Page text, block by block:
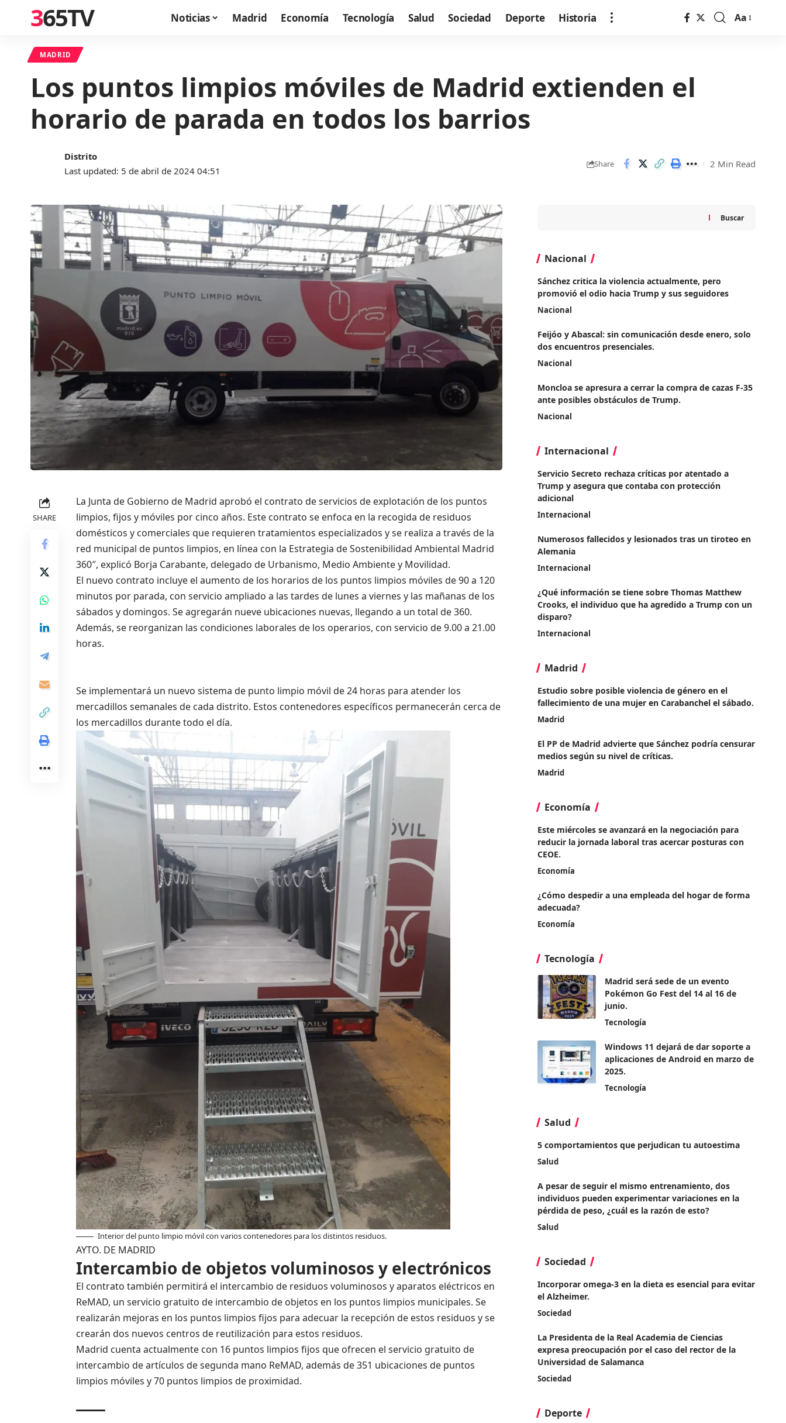
365TV Noticias Madrid Economía Tecnología Salud Sociedad Deporte Historia
Font
Aa
MADRID
Los puntos limpios móviles de Madrid extienden el
horario de parada en todos los barrios
Last updated: 5 de abril de 2024 04:51
Distrito
Share 2 Min Read
SHARE
La Junta de Gobierno de Madrid aprobó el contrato de servicios de explotación de los puntos
limpios, fijos y móviles por cinco años. Este contrato se enfoca en la recogida de residuos
domésticos y comerciales que requieren tratamientos especializados y se realiza a través de la
red municipal de puntos limpios, en línea con la Estrategia de Sostenibilidad Ambiental Madrid
360″, explicó Borja Carabante, delegado de Urbanismo, Medio Ambiente y Movilidad.
El nuevo contrato incluye el aumento de los horarios de los puntos limpios móviles de 90 a 120
minutos por parada, con servicio ampliado a las tardes de lunes a viernes y las mañanas de los
sábados y domingos. Se agregarán nueve ubicaciones nuevas, llegando a un total de 360.
Además, se reorganizan las condiciones laborales de los operarios, con servicio de 9.00 a 21.00
horas.
Se implementará un nuevo sistema de punto limpio móvil de 24 horas para atender los
mercadillos semanales de cada distrito. Estos contenedores específicos permanecerán cerca de
los mercadillos durante todo el día.
Interior del punto limpio móvil con varios contenedores para los distintos residuos.
AYTO. DE MADRID
Intercambio de objetos voluminosos y electrónicos
El contrato también permitirá el intercambio de residuos voluminosos y aparatos eléctricos en
ReMAD, un servicio gratuito de intercambio de objetos en los puntos limpios municipales. Se
realizarán mejoras en los puntos limpios fijos para adecuar la recepción de estos residuos y se
crearán dos nuevos centros de reutilización para estos residuos.
Madrid cuenta actualmente con 16 puntos limpios fijos que ofrecen el servicio gratuito de
intercambio de artículos de segunda mano ReMAD, además de 351 ubicaciones de puntos
limpios móviles y 70 puntos limpios de proximidad.
Buscar
Nacional
Sánchez critica la violencia actualmente, pero
promovió el odio hacia Trump y sus seguidores
Nacional
Feijóo y Abascal: sin comunicación desde enero, solo
dos encuentros presenciales.
Nacional
Moncloa se apresura a cerrar la compra de cazas F-35
ante posibles obstáculos de Trump.
Nacional
Internacional
Servicio Secreto rechaza críticas por atentado a
Trump y asegura que contaba con protección
adicional
Internacional
Numerosos fallecidos y lesionados tras un tiroteo en
Alemania
Internacional
¿Qué información se tiene sobre Thomas Matthew
Crooks, el individuo que ha agredido a Trump con un
disparo?
Internacional
Madrid
Estudio sobre posible violencia de género en el
fallecimiento de una mujer en Carabanchel el sábado.
Madrid
El PP de Madrid advierte que Sánchez podría censurar
medios según su nivel de críticas.
Madrid
Economía
Este miércoles se avanzará en la negociación para
reducir la jornada laboral tras acercar posturas con
CEOE.
Economía
¿Cómo despedir a una empleada del hogar de forma
adecuada?
Economía
Tecnología
Madrid será sede de un evento
Pokémon Go Fest del 14 al 16 de
junio.
Tecnología
Windows 11 dejará de dar soporte a
aplicaciones de Android en marzo de
2025.
Tecnología
Salud
5 comportamientos que perjudican tu autoestima
Salud
A pesar de seguir el mismo entrenamiento, dos
individuos pueden experimentar variaciones en la
pérdida de peso, ¿cuál es la razón de esto?
Salud
Sociedad
Incorporar omega-3 en la dieta es esencial para evitar
el Alzheimer.
Sociedad
La Presidenta de la Real Academia de Ciencias
expresa preocupación por el caso del rector de la
Universidad de Salamanca
Sociedad
Deporte